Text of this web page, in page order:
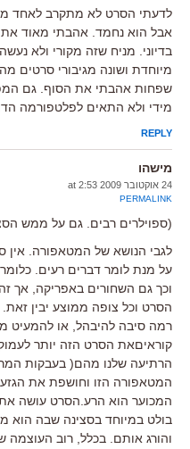
לדעתי הסרט לא מתקרב לאחד
אבל הוא נחמד. אהבתי מאוד
בדיוני. מניח שזה מקורי ולא
מיוחדת ושונה מגיבורי סרטים
שפחות אהבתי את הסוף. גם
מידי ולא התאים לפלטפורמה
REPLY
מישהו
24 אוקטובר 2009 at 2:53
PERMALINK
(ספוילרים רבים. גם על ממש
לגבי הנושא של המטאפורה.
על מנת לומר דברים רעים.
וכך גם השחורים באפריקה, אך
הסרט וכל צופה ממוצע יבין
רמה סיבה להיבהל, או להמעיט
קוראיםאת הסרט הזה יותר
הרתיעה שלנו מהם( בעבקות
המטאפורה הזו וחושפת את
המכוער הוא הרע.הסרט עושה
בולט במיוחד בסצינה שבה הוא
והורג אותם. בכלל, רוב